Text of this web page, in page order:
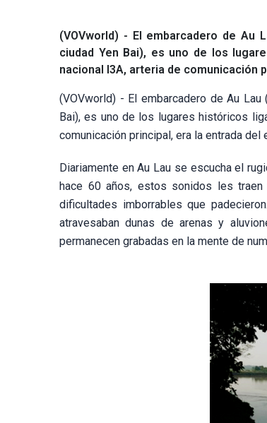
(VOVworld) - El embarcadero de Au
ciudad Yen Bai), es uno de los
nacional l3A, arteria de comunicación
(VOVworld) - El embarcadero de Au
Bai), es uno de los lugares históricos
comunicación principal, era la entrada
Diariamente en Au Lau se escucha el
hace 60 años, estos sonidos les
dificultades imborrables que
atravesaban dunas de arenas y
permanecen grabadas en la mente de